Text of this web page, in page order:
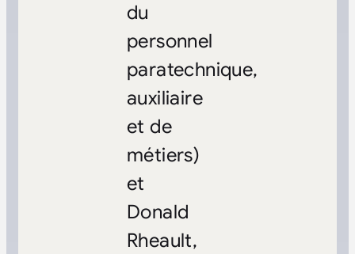
du
personnel
paratechnique,
auxiliaire
et de
métiers)
et
Donald
Rheault,